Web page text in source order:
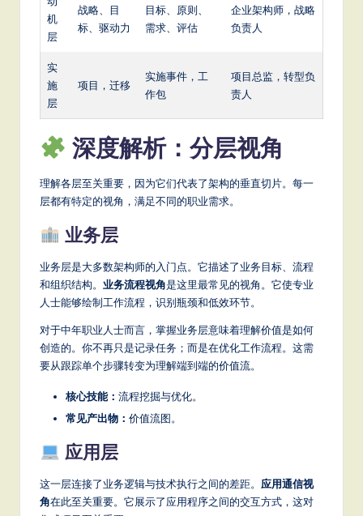
机
层
战略、目
标、驱动力
目标、原则、
需求、评估
企业架构师，战略
负责人
实
施
层
项目，迁移
实施事件，工
作包
项目总监，转型负
责人
深度解析：分层视角
理解各层至关重要，因为它们代表了架构的垂直切片。每一
层都有特定的视角，满足不同的职业需求。
业务层
业务层是大多数架构师的入门点。它描述了业务目标、流程
和组织结构。 业务流程视角是这里最常见的视角。它使专业
人士能够绘制工作流程，识别瓶颈和低效环节。
对于中年职业人士而言，掌握业务层意味着理解价值是如何
创造的。你不再只是记录任务；而是在优化工作流程。这需
要从跟踪单个步骤转变为理解端到端的价值流。
核心技能： 流程挖掘与优化。
常见产出物： 价值流图。
应用层
这一层连接了业务逻辑与技术执行之间的差距。 应用通信视
角在此至关重要。它展示了应用程序之间的交互方式，这对